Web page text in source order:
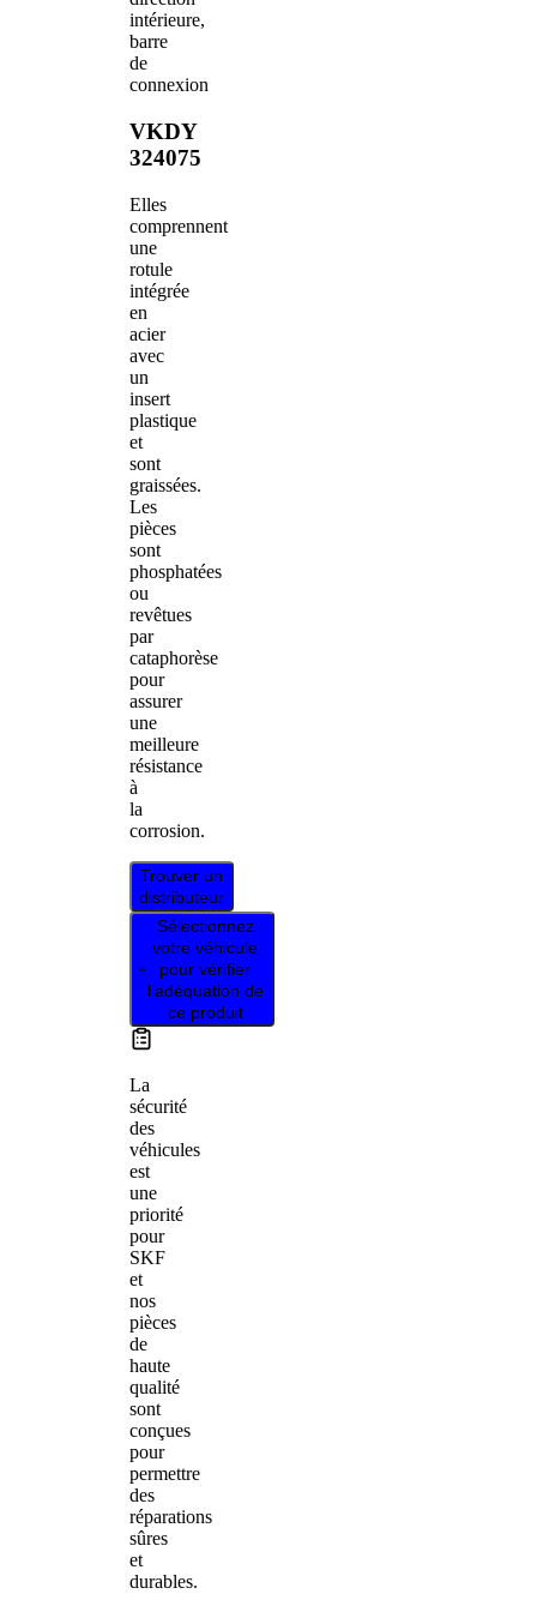
intérieure,
barre
de
connexion
VKDY
324075
Elles
comprennent
une
rotule
intégrée
en
acier
avec
un
insert
plastique
et
sont
graissées.
Les
pièces
sont
phosphatées
ou
revêtues
par
cataphorèse
pour
assurer
une
meilleure
résistance
à
la
corrosion.
Trouver un
distributeur
Sélectionnez
votre véhicule
pour vérifier
l’adéquation de
ce produit
La
sécurité
des
véhicules
est
une
priorité
pour
SKF
et
nos
pièces
de
haute
qualité
sont
conçues
pour
permettre
des
réparations
sûres
et
durables.